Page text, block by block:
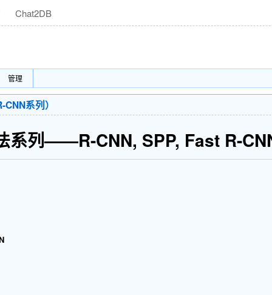
Chat2DB
管理
系列）
系列——R-CNN, SPP, Fast R-